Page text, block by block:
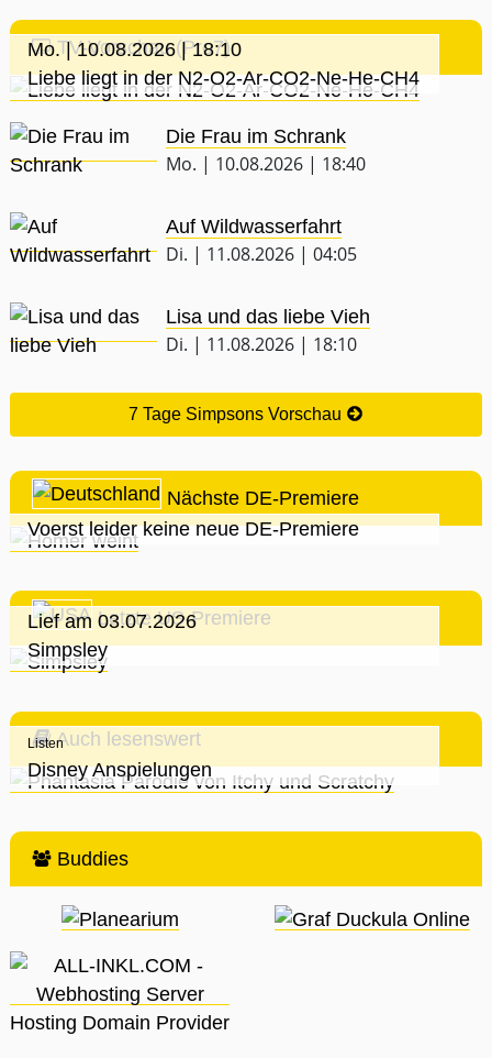
TV-Vorschau (Pro7)
Mo. | 10.08.2026 | 18:10
Liebe liegt in der N2-O2-Ar-CO2-Ne-He-CH4
Die Frau im Schrank
Mo. | 10.08.2026 | 18:40
Auf Wildwasserfahrt
Di. | 11.08.2026 | 04:05
Lisa und das liebe Vieh
Di. | 11.08.2026 | 18:10
7 Tage Simpsons Vorschau
Nächste DE-Premiere
Voerst leider keine neue DE-Premiere
Letzte US-Premiere
Lief am 03.07.2026
Simpsley
Auch lesenswert
Listen
Disney Anspielungen
Buddies